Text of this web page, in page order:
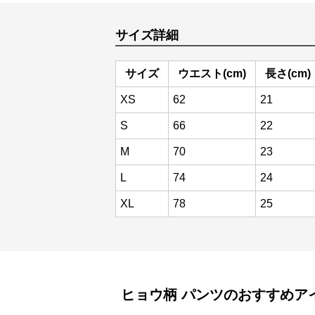
サイズ詳細
サイズ ウエスト(cm) 長さ(cm)
XS 62 21
S 66 22
M 70 23
L 74 24
XL 78 25
ヒョウ柄 パンツのおすすめア